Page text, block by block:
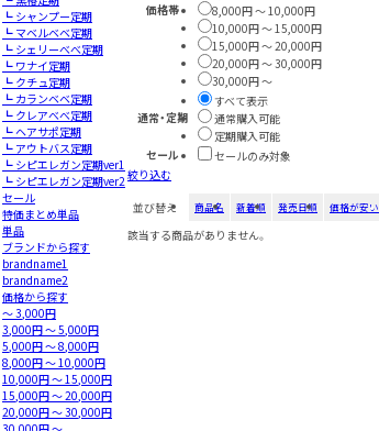
┗ シャンプー定期
┗ マベルベベ定期
┗ シェリーべべ定期
┗ ワナイ定期
┗ クチュ定期
┗ カランベベ定期
┗ クレアべべ定期
┗ ヘアサポ定期
┗ アウトバス定期
┗ シピエレガン定期ver1
┗ シピエレガン定期ver2
セール
特価まとめ単品
単品
ブランドから探す
brandname1
brandname2
価格から探す
～ 3,000円
3,000円 ～ 5,000円
5,000円 ～ 8,000円
8,000円 ～ 10,000円
10,000円 ～ 15,000円
15,000円 ～ 20,000円
20,000円 ～ 30,000円
価格帯
8,000円 ～ 10,000円
10,000円 ～ 15,000円
15,000円 ～ 20,000円
20,000円 ～ 30,000円
30,000円 ～
通常・定期
すべて表示
通常購入可能
定期購入可能
セール
セールのみ対象
絞り込む
並び替え
商品名 新着順 発売日順 価格が安い
該当する商品がありません。